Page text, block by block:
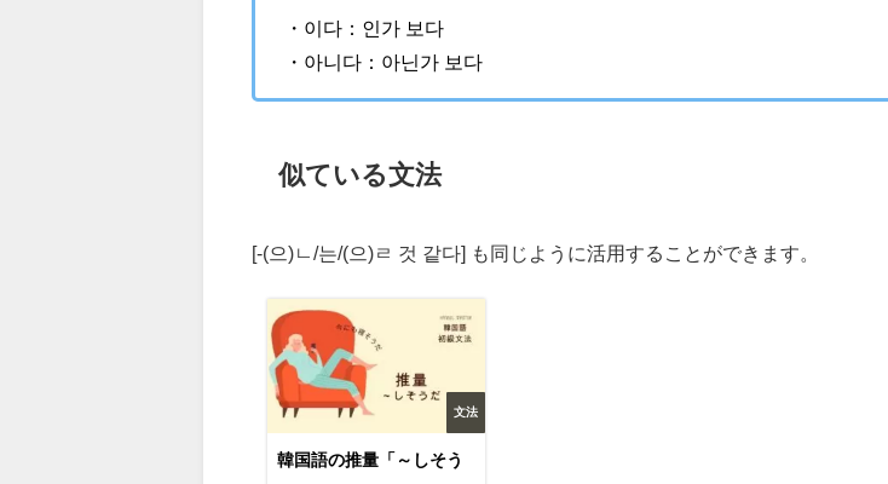
・이다：인가 보다
・아니다：아닌가 보다
似ている文法
[-(으)ㄴ/는/(으)ㄹ 것 같다] も同じように活用することができます。
文法
韓国語の推量「～しそう